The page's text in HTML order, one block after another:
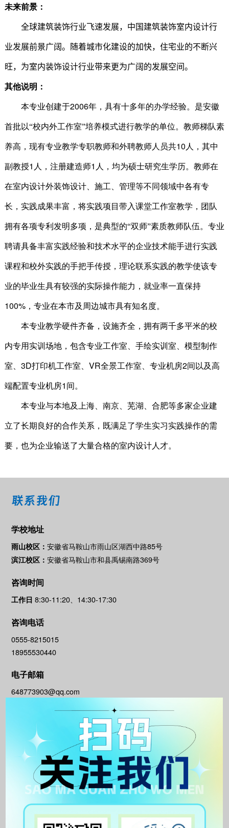
未来前景：
全球建筑装饰行业飞速发展， 中国建筑装饰室内设计行
业发展前景广阔。随着城市化建设的加快，住宅业的不断兴
旺，为室内装饰设计行业带来更为广阔的发展空间。
其他说明：
本专业创建于2006年，具有十多年的办学经验。是安徽
首批以“校内外工作室”培养模式进行教学的单位。教师梯队素
养高，现有专业教学专职教师和外聘教师人员共10人，其中
副教授1 人，注册建造师1 人，均为硕士研究生学历。教师在
在室内设计外装饰设计、施工、管理等不同领域中各有专
长，实践成果丰富，将实践项目带入课堂工作室教学，团队
拥有各项专利发明多项，是典型的“双师”素质教师队伍。专业
聘请具备丰富实践经验和技术水平的企业技术能手进行实践
课程和校外实践的手把手传授，理论联系实践的教学使该专
业的毕业生具有较强的实际操作能力，就业率一直保持
100%，专业在本市及周边城市具有知名度。
本专业教学硬件齐备，设施齐全，拥有两千多平米的校
内专用实训场地，包含专业工作室、手绘实训室、模型制作
室、 3D打印机工作室、 VR全景工作室、专业机房2间以及高
端配置专业机房1 间。
本专业与本地及上海、南京、芜湖、合肥等多家企业建
立了长期良好的合作关系，既满足了学生实习实践操作的需
要，也为企业输送了大量合格的室内设计人才。
联系我们
学校地址
雨山校区：安徽省马鞍山市雨山区湖西中路85号
滨江校区：安徽省马鞍山市和县禹锡南路369号
咨询时间
工作日 8:30-11:20、14:30-17:30
咨询电话
0555-8215015
18955530440
电子邮箱
648773903@qq.com